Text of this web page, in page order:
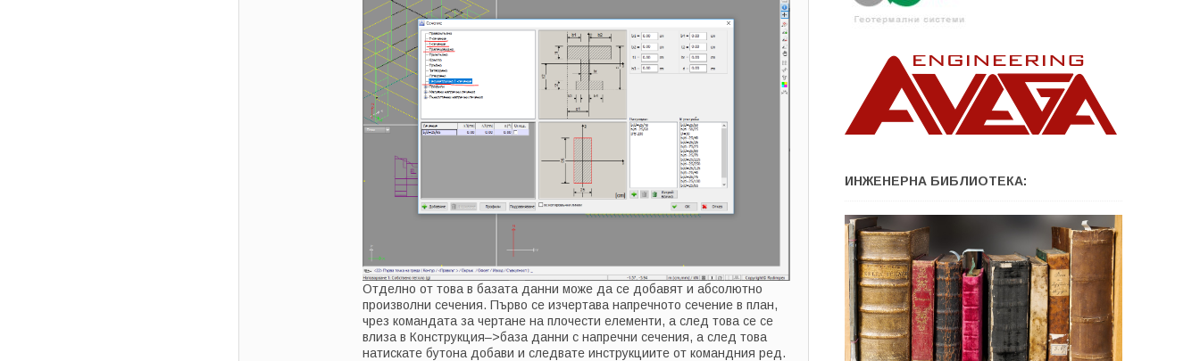
Отделно от това в базата данни може да се добавят и абсолютно
произволни сечения. Първо се изчертава напречното сечение в план,
чрез командата за чертане на плочести елементи, а след това се се
влиза в Конструкция–>база данни с напречни сечения, а след това
натискате бутона добави и следвате инструкциите от командния ред.
ИНЖЕНЕРНА БИБЛИОТЕКА: